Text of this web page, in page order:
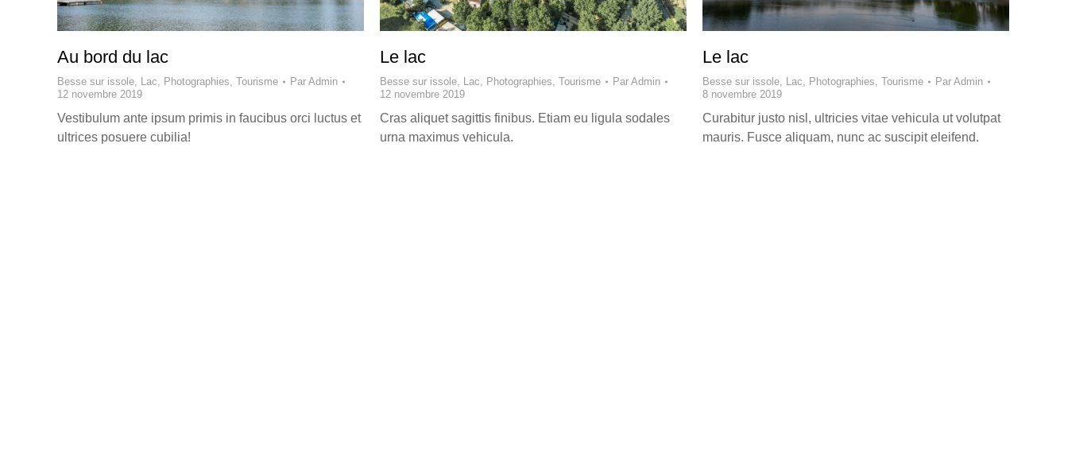
Au bord du lac
Besse sur issole, Lac, Photographies, Tourisme Par Admin
12 novembre 2019
Vestibulum ante ipsum primis in faucibus orci luctus et
ultrices posuere cubilia!
Le lac
Besse sur issole, Lac, Photographies, Tourisme Par Admin
12 novembre 2019
Cras aliquet sagittis finibus. Etiam eu ligula sodales
urna maximus vehicula.
Le lac
Besse sur issole, Lac, Photographies, Tourisme Par Admin
8 novembre 2019
Curabitur justo nisl, ultricies vitae vehicula ut volutpat
mauris. Fusce aliquam, nunc ac suscipit eleifend.